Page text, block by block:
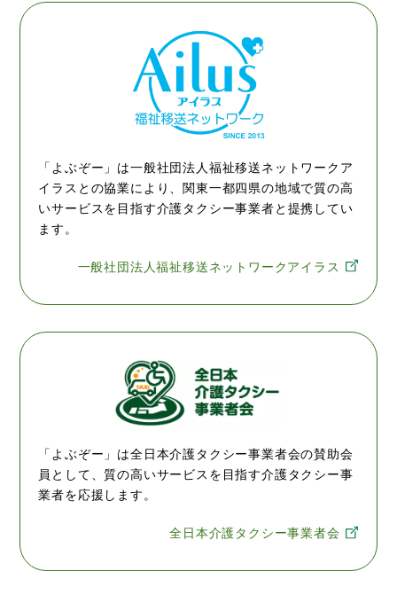
「よぶぞー」は一般社団法人福祉移送ネットワークア
イラスとの協業により、関東一都四県の地域で質の高
いサービスを目指す介護タクシー事業者と提携してい
ます。
一般社団法人福祉移送ネットワークアイラス
「よぶぞー」は全日本介護タクシー事業者会の賛助会
員として、質の高いサービスを目指す介護タクシー事
業者を応援します。
全日本介護タクシー事業者会